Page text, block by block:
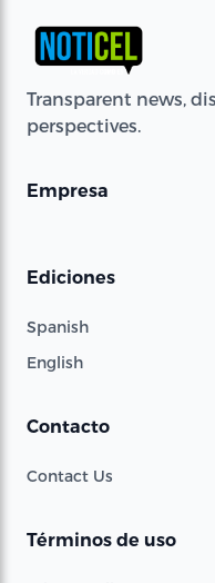
Transparent news,
perspectives.
Empresa
Ediciones
Spanish
English
Contacto
Contact Us
Términos de uso